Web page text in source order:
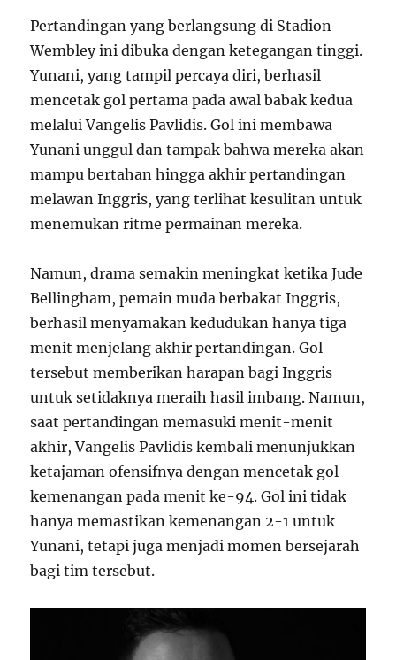
Pertandingan yang berlangsung di Stadion
Wembley ini dibuka dengan ketegangan tinggi.
Yunani, yang tampil percaya diri, berhasil
mencetak gol pertama pada awal babak kedua
melalui Vangelis Pavlidis. Gol ini membawa
Yunani unggul dan tampak bahwa mereka akan
mampu bertahan hingga akhir pertandingan
melawan Inggris, yang terlihat kesulitan untuk
menemukan ritme permainan mereka.
Namun, drama semakin meningkat ketika Jude
Bellingham, pemain muda berbakat Inggris,
berhasil menyamakan kedudukan hanya tiga
menit menjelang akhir pertandingan. Gol
tersebut memberikan harapan bagi Inggris
untuk setidaknya meraih hasil imbang. Namun,
saat pertandingan memasuki menit-menit
akhir, Vangelis Pavlidis kembali menunjukkan
ketajaman ofensifnya dengan mencetak gol
kemenangan pada menit ke-94. Gol ini tidak
hanya memastikan kemenangan 2-1 untuk
Yunani, tetapi juga menjadi momen bersejarah
bagi tim tersebut.